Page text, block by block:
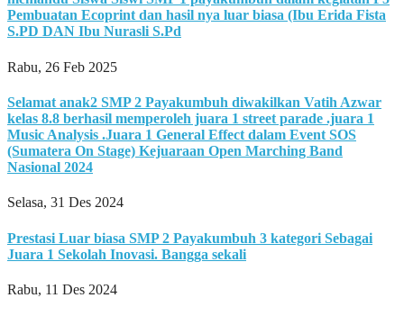
Pembuatan Ecoprint dan hasil nya luar biasa (Ibu Erida Fista
S.PD DAN Ibu Nurasli S.Pd
Rabu, 26 Feb 2025
Selamat anak2 SMP 2 Payakumbuh diwakilkan Vatih Azwar
kelas 8.8 berhasil memperoleh juara 1 street parade .juara 1
Music Analysis .Juara 1 General Effect dalam Event SOS
(Sumatera On Stage) Kejuaraan Open Marching Band
Nasional 2024
Selasa, 31 Des 2024
Prestasi Luar biasa SMP 2 Payakumbuh 3 kategori Sebagai
Juara 1 Sekolah Inovasi. Bangga sekali
Rabu, 11 Des 2024